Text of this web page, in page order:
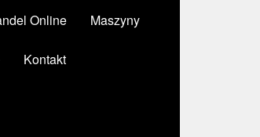
Online Maszyny
Kontakt